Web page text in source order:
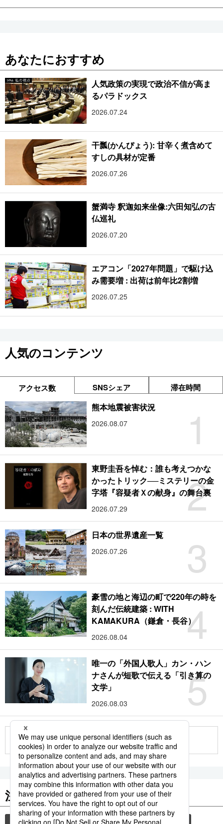
あなたにおすすめ
人気政策の実現で政治不信が高ま
るパラドックス
2026.07.24
干瓢(かんぴょう): 甘辛く煮含めて
すしの具材が定番
2026.07.26
蟹満寺 釈迦如来坐像:六田知弘の古
仏巡礼
2026.07.20
エアコン「2027年問題」で駆け込
み需要増 : 出荷は前年比2割増
2026.07.25
人気のコンテンツ
アクセス数 SNSシェア 滞在時間
1
熊本地震被害状況
2026.08.07
2
東野圭吾を悼む：誰も考えつかな
かったトリック──ミステリーの金
字塔『容疑者Ｘの献身』の舞台裏
2026.07.29
3
日本の世界遺産一覧
2026.07.26
4
豪雪の地と海辺の町で220年の時を
刻んだ伝統建築 : WITH
KAMAKURA（鎌倉・長谷）
2026.08.04
5
唯一の「外国人歌人」カン・ハン
ナさんが短歌で伝える「引き算の
文学」
2026.08.03
もっと見る
注目のキーワード
共同通信ニュース 観光 気象・災害